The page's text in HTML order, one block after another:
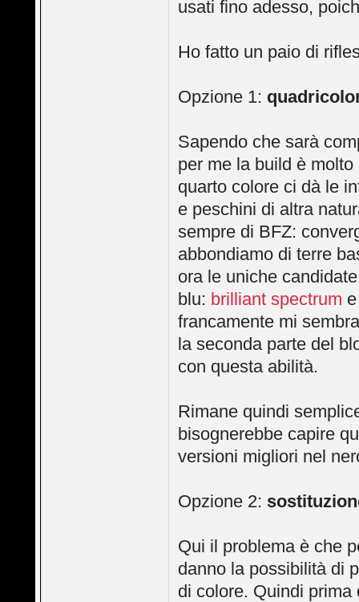
usati fino adesso,
Ho fatto un paio di
Opzione 1:
Sapendo che sarà
per me la build è
quarto colore ci dà le
e peschini di altra
sempre di BFZ:
abbondiamo di terre
ora le uniche
blu: brilliant spectrum
francamente mi
la seconda parte del
con questa abilità.
Rimane quindi
bisognerebbe capire
versioni migliori nel
Opzione 2:
Qui il problema è che
danno la possibilità di
di colore. Quindi